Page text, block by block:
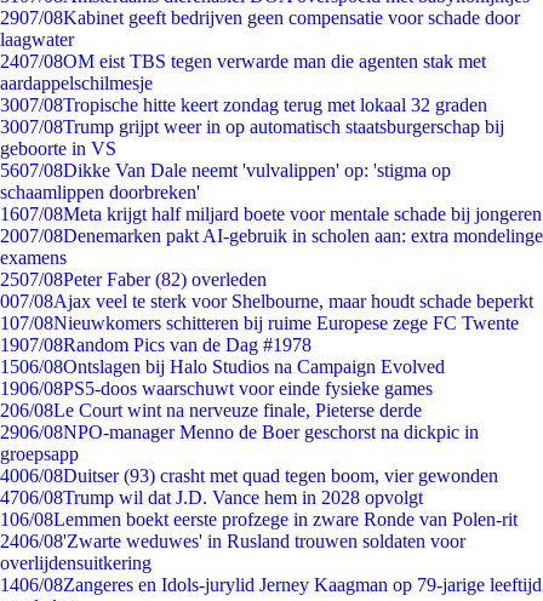
2907/08Kabinet geeft bedrijven geen compensatie voor schade door
laagwater
2407/08OM eist TBS tegen verwarde man die agenten stak met
aardappelschilmesje
3007/08Tropische hitte keert zondag terug met lokaal 32 graden
3007/08Trump grijpt weer in op automatisch staatsburgerschap bij
geboorte in VS
5607/08Dikke Van Dale neemt 'vulvalippen' op: 'stigma op
schaamlippen doorbreken'
1607/08Meta krijgt half miljard boete voor mentale schade bij jongeren
2007/08Denemarken pakt AI-gebruik in scholen aan: extra mondelinge
examens
2507/08Peter Faber (82) overleden
007/08Ajax veel te sterk voor Shelbourne, maar houdt schade beperkt
107/08Nieuwkomers schitteren bij ruime Europese zege FC Twente
1907/08Random Pics van de Dag #1978
1506/08Ontslagen bij Halo Studios na Campaign Evolved
1906/08PS5-doos waarschuwt voor einde fysieke games
206/08Le Court wint na nerveuze finale, Pieterse derde
2906/08NPO-manager Menno de Boer geschorst na dickpic in
groepsapp
4006/08Duitser (93) crasht met quad tegen boom, vier gewonden
4706/08Trump wil dat J.D. Vance hem in 2028 opvolgt
106/08Lemmen boekt eerste profzege in zware Ronde van Polen-rit
2406/08'Zwarte weduwes' in Rusland trouwen soldaten voor
overlijdensuitkering
1406/08Zangeres en Idols-jurylid Jerney Kaagman op 79-jarige leeftijd